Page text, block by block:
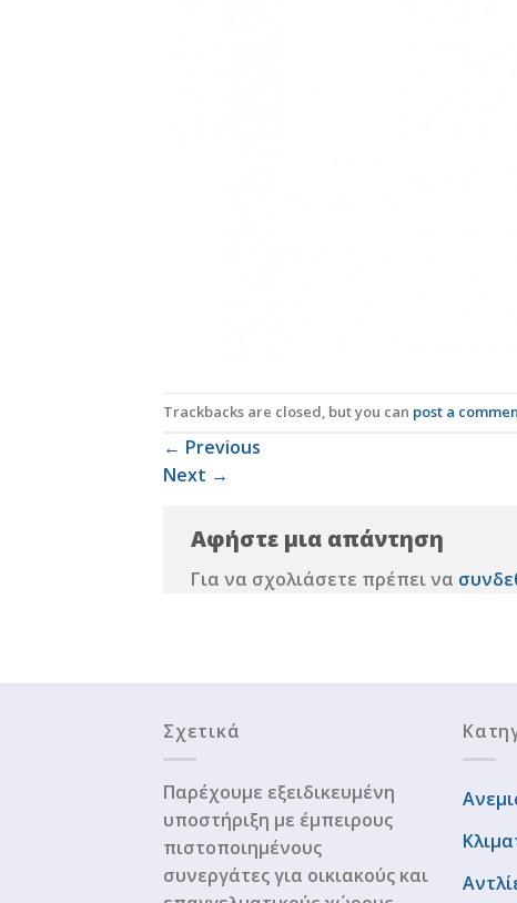
Trackbacks are closed, but you can post a
← Previous
Next →
Αφήστε μια απάντηση
Για να σχολιάσετε πρέπει να
Σχετικά
Παρέχουμε εξειδικευμένη
υποστήριξη με έμπειρους
πιστοποιημένους
συνεργάτες για οικιακούς και